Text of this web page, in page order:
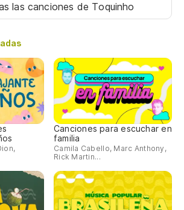
las canciones de Toquinho
Canciones para escuchar en
familia
Camila Cabello, Marc Anthony,
Rick Martin...